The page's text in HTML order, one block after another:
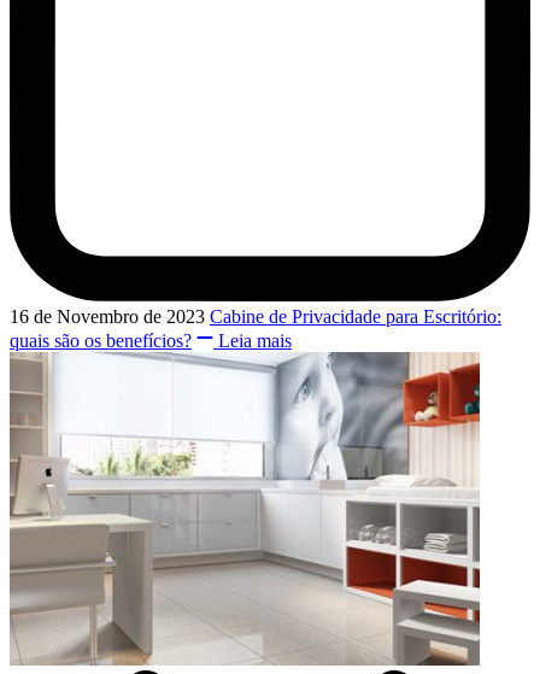
16 de Novembro de 2023 Cabine de Privacidade para Escritório:
quais são os benefícios?
Leia mais